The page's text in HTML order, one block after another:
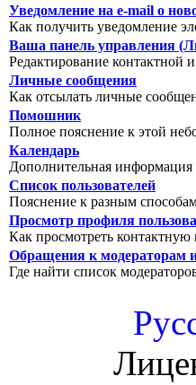
Уведомление на е-mail о
Как получить уведомление
Ваша панель управления
Редактирование контактной
Личные сообщения
Как отсылать личные
Помошник
Полное пояснение к этой
Календарь
Дополнительная
Список пользователей
Пояснение к разным
Просмотр профиля
Как просмотреть
Обращения к модераторам
Где найти список